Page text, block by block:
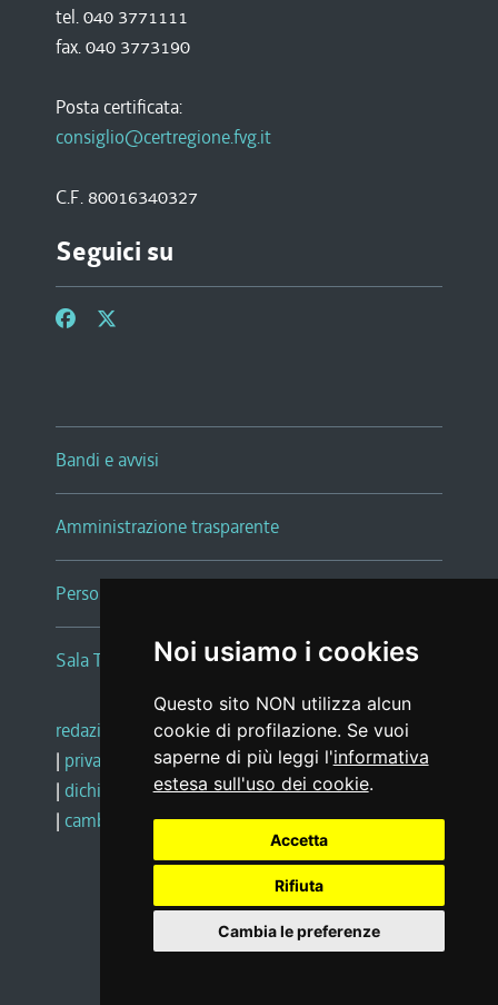
Noi usiamo i cookies
Questo sito NON utilizza alcun
cookie di profilazione. Se vuoi
saperne di più leggi l'informativa
estesa sull'uso dei cookie.
Accetta
Rifiuta
Cambia le preferenze
tel. 040 3771111
fax. 040 3773190
Posta certificata:
consiglio@certregione.fvg.it
C.F. 80016340327
Seguici su
Bandi e avvisi
Amministrazione trasparente
Persone e Uffici
Sala Tiziano Tessitori
redazione web |note legali |glossario
| privacy
social media policy
| dichiarazione di accessibilità |feedback
| cambio preferenze cookie
Realizzato da